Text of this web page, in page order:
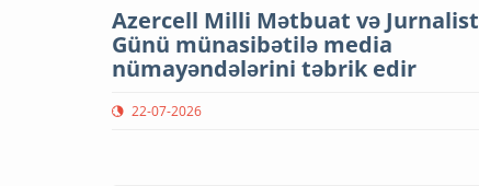
Azercell Milli Mətbuat və
Günü münasibətilə media
nümayəndələrini təbrik edir
22-07-2026